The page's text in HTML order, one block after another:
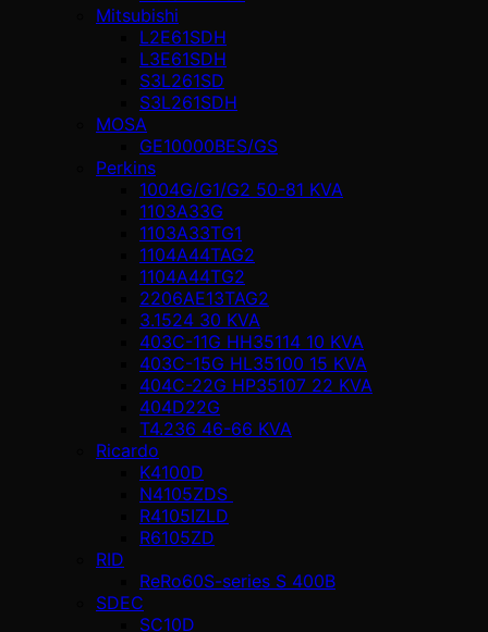
Mitsubishi
L2E61SDH
L3E61SDH
S3L261SD
S3L261SDH
MOSA
GE10000BES/GS
Perkins
1004G/G1/G2 50-81 KVA
1103A33G
1103A33TG1
1104A44TAG2
1104A44TG2
2206AE13TAG2
3.1524 30 KVA
403C-11G HH35114 10 KVA
403C-15G HL35100 15 KVA
404C-22G HP35107 22 KVA
404D22G
T4.236 46-66 KVA
Ricardo
K4100D
N4105ZDS
R4105IZLD
R6105ZD
RID
ReRo60S-series S 400В
SDEC
SC10D